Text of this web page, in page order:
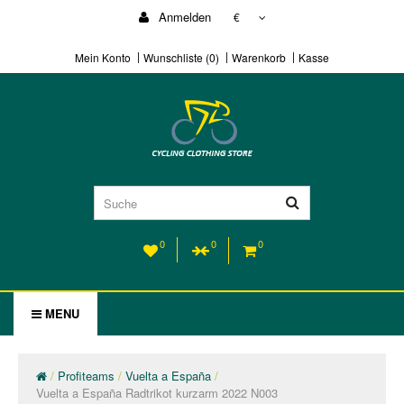
Anmelden €
Mein Konto Wunschliste (0) Warenkorb Kasse
0 0 0
MENU
Profiteams
Vuelta a España
Vuelta a España Radtrikot kurzarm 2022 N003